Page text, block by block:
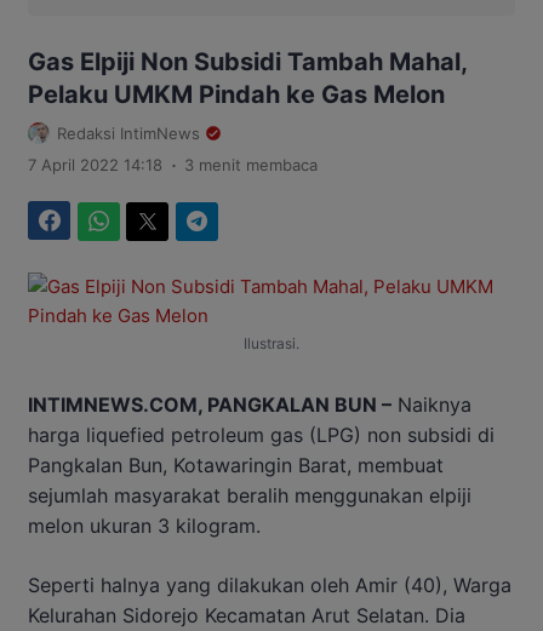
Gas Elpiji Non Subsidi Tambah Mahal,
Pelaku UMKM Pindah ke Gas Melon
Redaksi IntimNews
7 April 2022 14:18 . 3 menit membaca
Ilustrasi.
INTIMNEWS.COM, PANGKALAN BUN – Naiknya
harga liquefied petroleum gas (LPG) non subsidi di
Pangkalan Bun, Kotawaringin Barat, membuat
sejumlah masyarakat beralih menggunakan elpiji
melon ukuran 3 kilogram.
Seperti halnya yang dilakukan oleh Amir (40), Warga
Kelurahan Sidorejo Kecamatan Arut Selatan. Dia